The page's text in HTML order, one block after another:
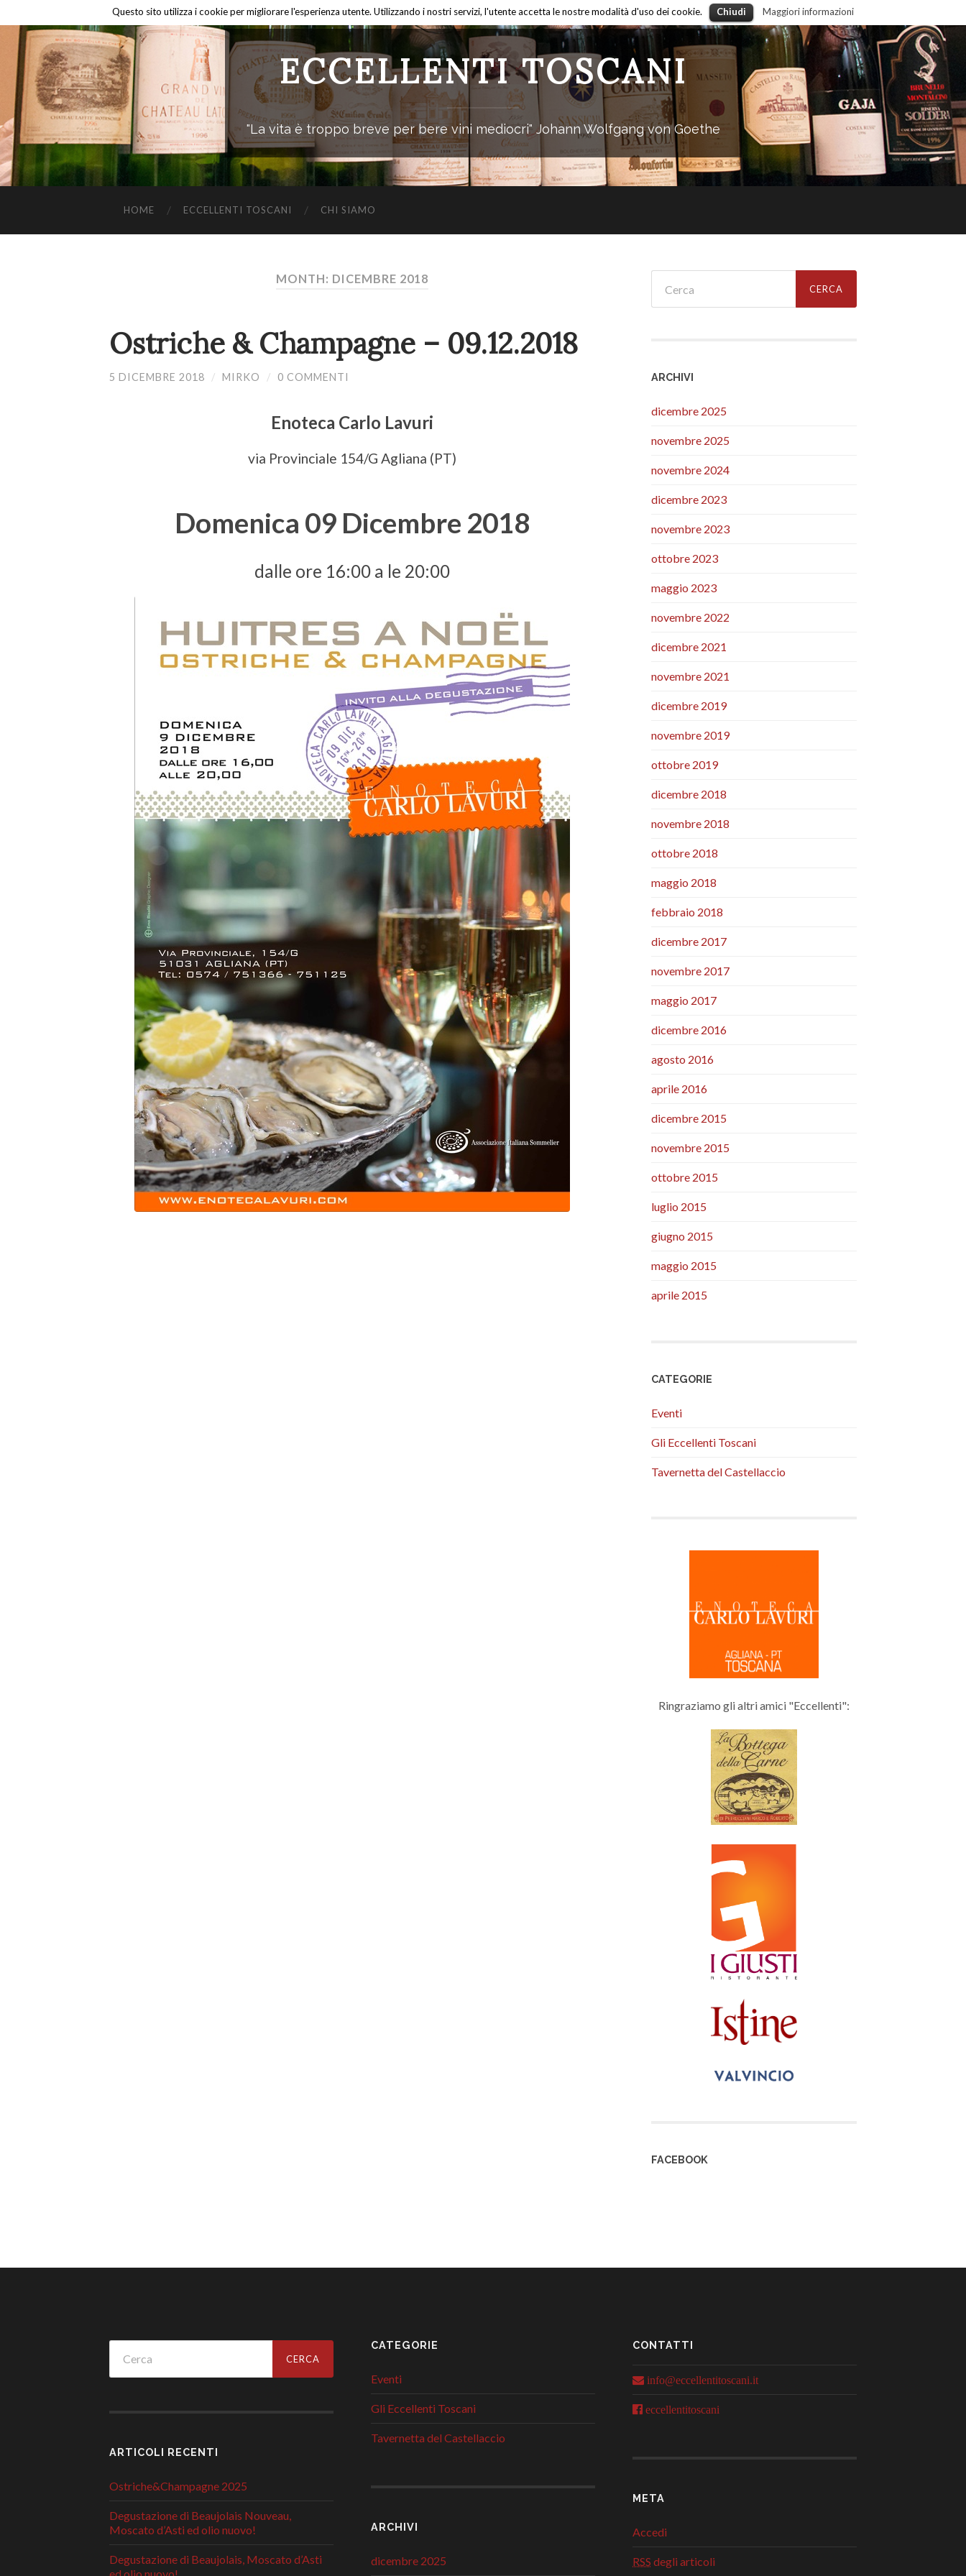
ECCELLENTI TOSCANI
"La vita è troppo breve per bere vini mediocri" Johann Wolfgang von Goethe
HOME ECCELLENTI TOSCANI CHI SIAMO
MONTH: DICEMBRE 2018
Ostriche & Champagne – 09.12.2018
5 DICEMBRE 2018 / MIRKO / 0 COMMENTI
Enoteca Carlo Lavuri
via Provinciale 154/G Agliana (PT)
Domenica 09 Dicembre 2018
dalle ore 16:00 a le 20:00
ARCHIVI
dicembre 2025
novembre 2025
novembre 2024
dicembre 2023
novembre 2023
ottobre 2023
maggio 2023
novembre 2022
dicembre 2021
novembre 2021
dicembre 2019
novembre 2019
ottobre 2019
dicembre 2018
novembre 2018
ottobre 2018
maggio 2018
febbraio 2018
dicembre 2017
novembre 2017
maggio 2017
dicembre 2016
agosto 2016
aprile 2016
dicembre 2015
novembre 2015
ottobre 2015
luglio 2015
giugno 2015
maggio 2015
aprile 2015
CATEGORIE
Eventi
Gli Eccellenti Toscani
Tavernetta del Castellaccio
Ringraziamo gli altri amici "Eccellenti":
FACEBOOK
ARTICOLI RECENTI
Ostriche&Champagne 2025
Degustazione di Beaujolais Nouveau,
Moscato d’Asti ed olio nuovo!
Degustazione di Beaujolais, Moscato d’Asti
CATEGORIE
Eventi
Gli Eccellenti Toscani
Tavernetta del Castellaccio
ARCHIVI
dicembre 2025
CONTATTI
info@eccellentitoscani.it
eccellentitoscani
META
Accedi
RSS degli articoli
Questo sito utilizza i cookie per migliorare l'esperienza utente. Utilizzando i nostri servizi, l'utente accetta le nostre modalità d'uso dei cookie. Chiudi Maggiori informazioni